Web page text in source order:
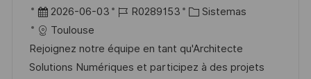
c
a
c
b
c
a
F
e
c
h
2026-06-03
I
d
e
R0289153
C
t
e
Sistemas
Toulouse
Rejoignez notre équipe en tant qu'Architecte
Solutions Numériques et participez à des projets